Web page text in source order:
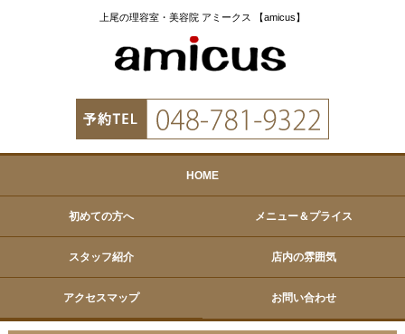
上尾の理容室・美容院 アミークス 【amicus】
HOME
初めての方へ メニュー＆プライス
スタッフ紹介 店内の雰囲気
アクセスマップ お問い合わせ